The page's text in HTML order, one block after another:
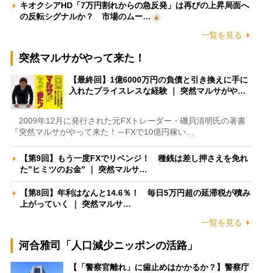
キオクシアHD「7万円割れからの急反発」は再びの上昇局面へ
の反転シグナルか？ 市場のムー…
一覧を見る
突然マルサがやって来た！
【最終回】1億6000万円の負債と引き換えに手に
入れたプライスレスな経験 ｜ 突然マルサがや…
2009年12月に発行された元FXトレーダー・磯貝清明氏の著書
『突然マルサがやって来た！～FXで10億円稼い…
【第9回】もう一度FXでリベンジ！ 種銭は差し押さえを免れ
た”ヒミツのお金” ｜ 突然マルサ…
【第8回】年利はなんと14.6％！ 毎日5万円超の延滞税が積み
上がっていく ｜ 突然マルサ…
一覧を見る
河合雅司「人口減少ニッポンの活路」
【「警察官離れ」に歯止めはかかるか？】警察庁